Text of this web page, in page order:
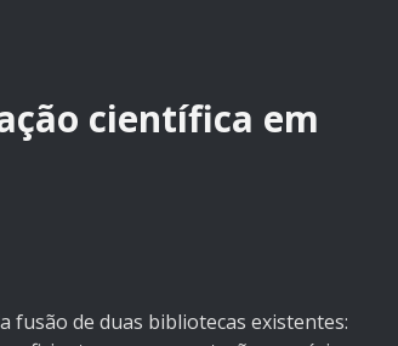
científica em
fusão de duas bibliotecas existentes: